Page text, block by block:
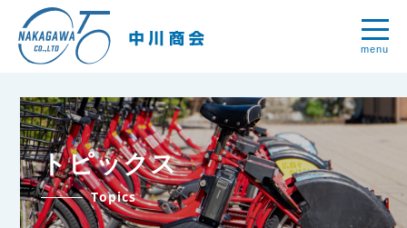
menu
トピックス
Topics